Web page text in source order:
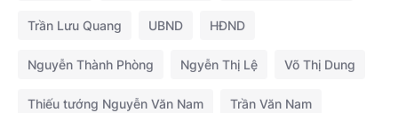
Trần Lưu Quang UBND HĐND
Nguyễn Thành Phòng Ngyễn Thị Lệ Võ Thị Dung
Thiếu tướng Nguyễn Văn Nam Trần Văn Nam